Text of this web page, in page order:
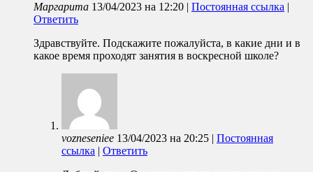
Маргарита 13/04/2023 на 12:20 | Постоянная ссылка |
Ответить
Здравствуйте. Подскажите пожалуйста, в какие дни и в
какое время проходят занятия в воскресной школе?
vozneseniee 13/04/2023 на 20:25 | Постоянная
ссылка | Ответить